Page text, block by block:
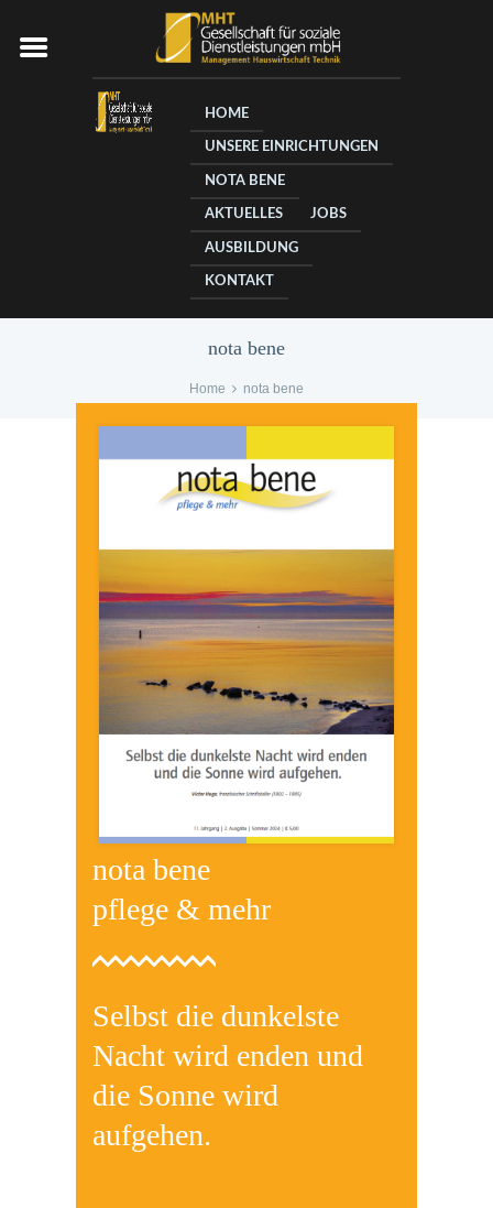
HOME
UNSERE EINRICHTUNGEN
NOTA BENE
AKTUELLES JOBS
AUSBILDUNG
KONTAKT
nota bene
Home nota bene
nota bene
pflege & mehr
Selbst die dunkelste
Nacht wird enden und
die Sonne wird
aufgehen.